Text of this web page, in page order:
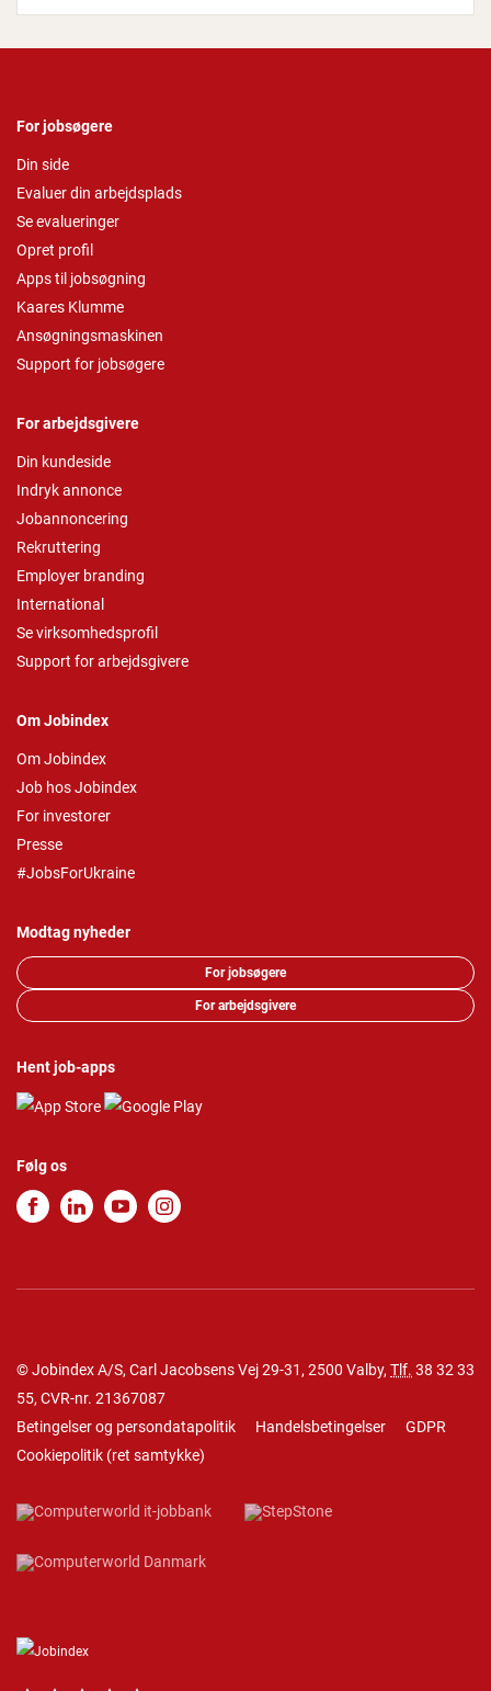
For jobsøgere
Din side
Evaluer din arbejdsplads
Se evalueringer
Opret profil
Apps til jobsøgning
Kaares Klumme
Ansøgningsmaskinen
Support for jobsøgere
For arbejdsgivere
Din kundeside
Indryk annonce
Jobannoncering
Rekruttering
Employer branding
International
Se virksomhedsprofil
Support for arbejdsgivere
Om Jobindex
Om Jobindex
Job hos Jobindex
For investorer
Presse
#JobsForUkraine
Modtag nyheder
For jobsøgere
For arbejdsgivere
Hent job-apps
Følg os
© Jobindex A/S, Carl Jacobsens Vej 29-31, 2500 Valby, Tlf. 38 32 33
55, CVR-nr. 21367087
Betingelser og persondatapolitik
Handelsbetingelser
GDPR
Cookiepolitik (ret samtykke)